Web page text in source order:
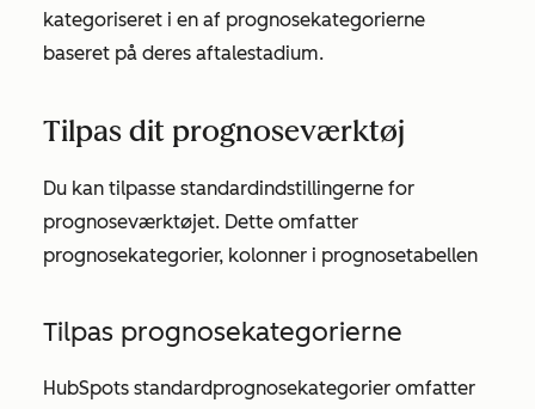
kategoriseret i en af prognosekategorierne
baseret på deres aftalestadium.
Tilpas dit prognoseværktøj
Du kan tilpasse standardindstillingerne for
prognoseværktøjet. Dette omfatter
prognosekategorier, kolonner i prognosetabellen
Tilpas prognosekategorierne
HubSpots standardprognosekategorier omfatter